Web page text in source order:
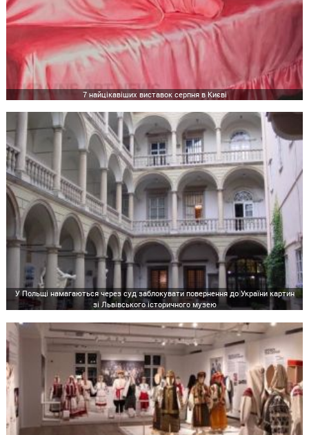
7 найцікавіших виставок серпня в Києві
У Польщі намагаються через суд заблокувати повернення до України картин
зі Львівського історичного музею